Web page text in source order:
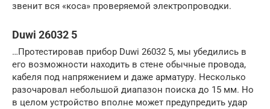
звенит вся «коса» проверяемой электропроводки.
Duwi 26032 5
…Протестировав прибор Duwi 26032 5, мы убедились в
его возможности находить в стене обычные провода,
кабеля под напряжением и даже арматуру. Несколько
разочаровал небольшой диапазон поиска до 15 мм. Но
в целом устройство вполне может предупредить удар